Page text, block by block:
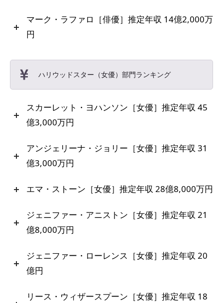
マーク・ラファロ［俳優］推定年収 14億2,000万
円
ハリウッドスター（女優）部門ランキング
スカーレット・ヨハンソン［女優］推定年収 45
億3,000万円
アンジェリーナ・ジョリー［女優］推定年収 31
億3,000万円
エマ・ストーン［女優］推定年収 28億8,000万円
ジェニファー・アニストン［女優］推定年収 21
億8,000万円
ジェニファー・ローレンス［女優］推定年収 20
億円
リース・ウィザースプーン［女優］推定年収 18